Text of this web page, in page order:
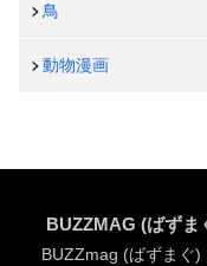
鳥
動物漫画
BUZZMAG (ばず
BUZZmag (ばずまぐ)